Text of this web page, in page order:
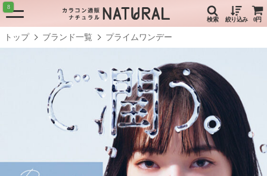
検索 絞り込み 0円
8
トップ ブランド一覧 プライムワンデー